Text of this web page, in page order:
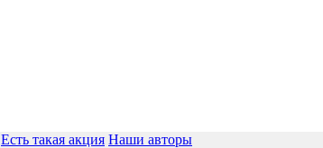
Есть такая акция Наши авторы